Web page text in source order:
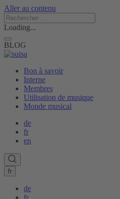
Aller au contenu
Loading...
BLOG
Bon à savoir
Interne
Membres
Utilisation de musique
Monde musical
de
fr
en
fr
de
fr